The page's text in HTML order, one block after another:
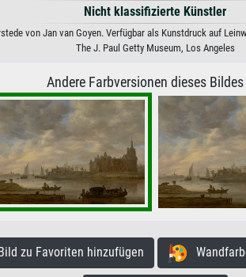
Nicht klassifizierte Künstler
von Jan van Goyen. Verfügbar als Kunstdruck auf
The J. Paul Getty Museum, Los Angeles
Andere Farbversionen dieses Bildes
zu Favoriten hinzufügen